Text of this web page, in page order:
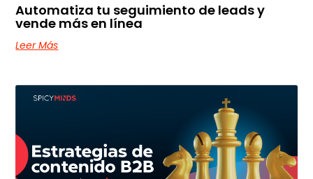
Automatiza tu seguimiento de leads y
vende más en línea
Leer Más